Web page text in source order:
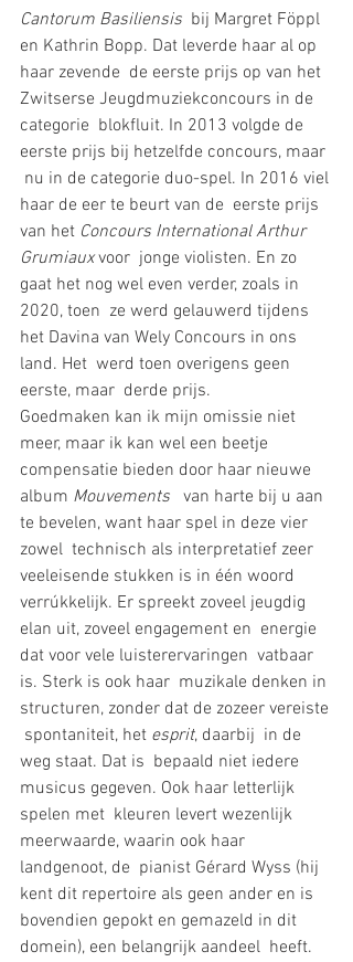
Cantorum Basiliensis
  bij Margret Föppl
en Kathrin Bopp. Dat leverde haar al op
haar zevende  de eerste prijs op van het
Zwitserse Jeugdmuziekconcours in de
categorie  blokfluit. In 2013 volgde de
eerste prijs bij hetzelfde concours, maar
nu in de categorie duo-spel. In 2016 viel
haar de eer te beurt van de  eerste prijs
van het Concours International Arthur
Grumiaux voor  jonge violisten. En zo
gaat het nog wel even verder, zoals in
2020, toen  ze werd gelauwerd tijdens
het Davina van Wely Concours in ons
land. Het  werd toen overigens geen
eerste, maar  derde prijs.
Goedmaken kan ik mijn omissie niet
meer, maar ik kan wel een beetje
compensatie bieden door haar nieuwe
album Mouvements
  van harte bij u aan
te bevelen, want haar spel in deze vier
zowel  technisch als interpretatief zeer
veeleisende stukken is in één woord
verrúkkelijk. Er spreekt zoveel jeugdig
elan uit, zoveel engagement en  energie
dat voor vele luisterervaringen  vatbaar
is. Sterk is ook haar  muzikale denken in
structuren, zonder dat de zozeer vereiste
spontaniteit, het esprit, daarbij  in de
weg staat. Dat is  bepaald niet iedere
musicus gegeven. Ook haar letterlijk
spelen met  kleuren levert wezenlijk
meerwaarde, waarin ook haar
landgenoot, de  pianist Gérard Wyss (hij
kent dit repertoire als geen ander en is
bovendien gepokt en gemazeld in dit
domein), een belangrijk aandeel  heeft.